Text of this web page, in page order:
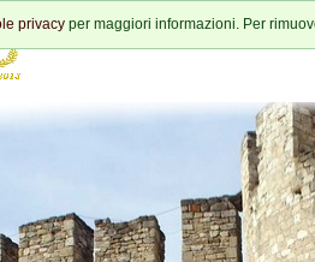
privacy per maggiori informazioni. Per